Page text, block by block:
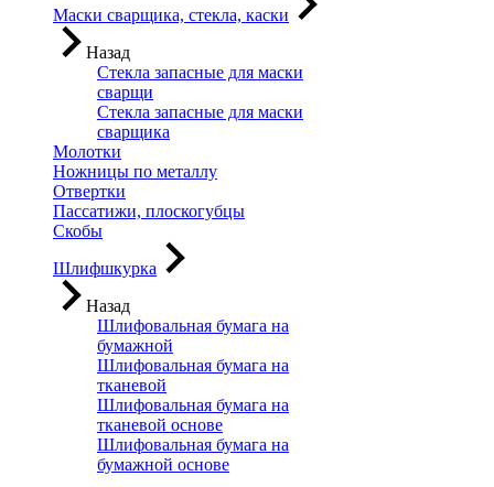
Маски сварщика, стекла, каски
Назад
Стекла запасные для маски
сварщи
Стекла запасные для маски
сварщика
Молотки
Ножницы по металлу
Отвертки
Пассатижи, плоскогубцы
Скобы
Шлифшкурка
Назад
Шлифовальная бумага на
бумажной
Шлифовальная бумага на
тканевой
Шлифовальная бумага на
тканевой основе
Шлифовальная бумага на
бумажной основе